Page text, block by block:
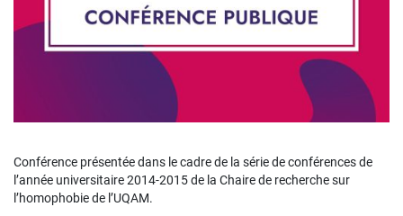
Conférence présentée dans le cadre de la série de conférences de
l’année universitaire 2014-2015 de la Chaire de recherche sur
l’homophobie de l’UQAM.